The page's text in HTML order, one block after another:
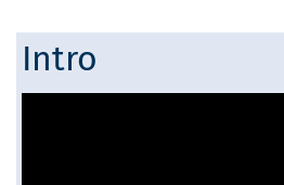
Intro